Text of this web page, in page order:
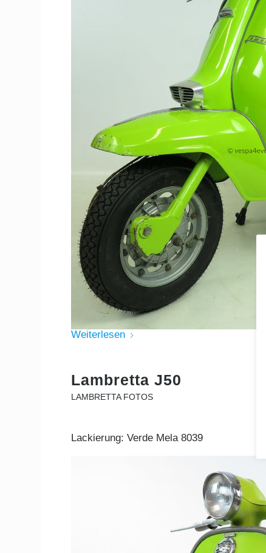
Weiterlesen
Lambretta J50
LAMBRETTA FOTOS
Lackierung: Verde Mela 8039